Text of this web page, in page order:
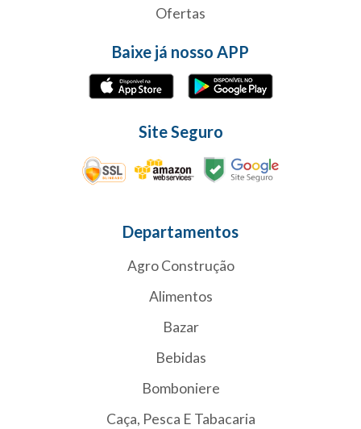
Ofertas
Baixe já nosso APP
Site Seguro
Departamentos
Agro Construção
Alimentos
Bazar
Bebidas
Bomboniere
Caça, Pesca E Tabacaria